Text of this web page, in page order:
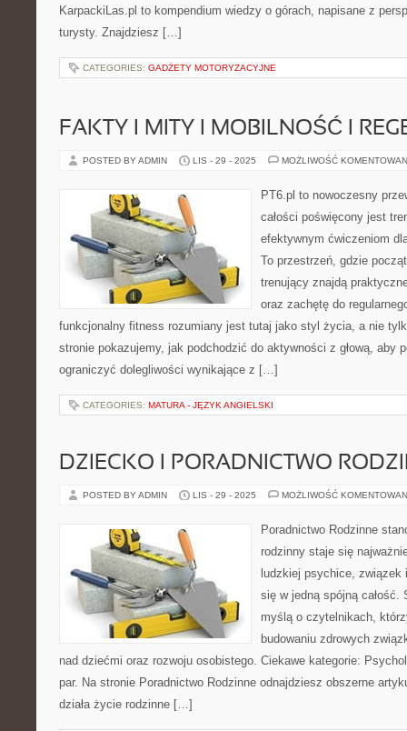
KarpackiLas.pl to kompendium wiedzy o górach, napisane z
turysty. Znajdziesz […]
CATEGORIES: GADŻETY MOTORYZACYJNE
FAKTY I MITY I MOBILNOŚĆ I
POSTED BY ADMIN LIS - 29 - 2025 MOŻLIWOŚĆ
PT6.pl to nowoczesny
całości poświęcony jest
efektywnym ćwiczeniom
To przestrzeń, gdzie
trenujący znajdą
oraz zachętę do
funkcjonalny fitness rozumiany jest tutaj jako styl życia, a nie
stronie pokazujemy, jak podchodzić do aktywności z głową, aby
ograniczyć dolegliwości wynikające z […]
CATEGORIES: MATURA - JĘZYK ANGIELSKI
DZIECKO I PORADNICTWO
POSTED BY ADMIN LIS - 29 - 2025 MOŻLIWOŚĆ
Poradnictwo Rodzinne
rodzinny staje się
ludzkiej psychice,
się w jedną spójną całość.
myślą o czytelnikach,
budowaniu zdrowych
nad dziećmi oraz rozwoju osobistego. Ciekawe kategorie:
par. Na stronie Poradnictwo Rodzinne odnajdziesz obszerne
działa życie rodzinne […]